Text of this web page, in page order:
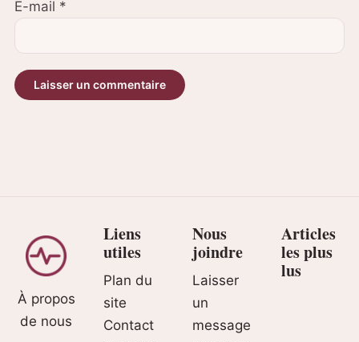
E-mail *
À propos
de nous
Liens
utiles
Plan du
site
Contact
Nous
joindre
Laisser
un
message
Articles
les plus
lus